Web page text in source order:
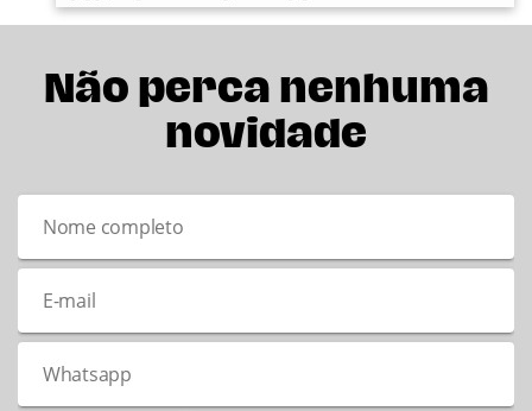
Não perca nenhuma
novidade